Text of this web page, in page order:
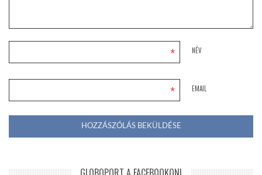
NÉV
*
EMAIL
*